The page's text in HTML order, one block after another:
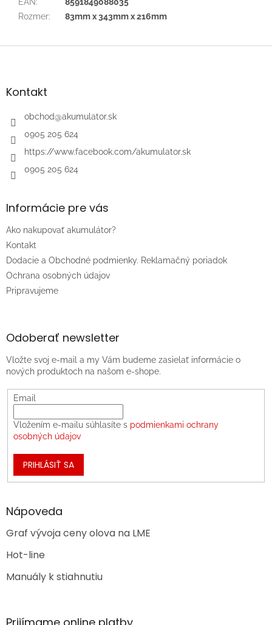
Rozmer: 83mm x 343mm x 216mm
Z
äKontakt
obchod@akumulator.sk
0905 205 624
https://www.facebook.com/akumulator.sk
0905 205 624
Informácie pre vás
Ako nakupovať akumulátor?
Kontakt
Dodacie a Obchodné podmienky. Reklamačný poriadok
Ochrana osobných údajov
Pripravujeme
Odoberať newsletter
Vložte svoj e-mail a my Vám budeme zasielať informácie o
nových produktoch na našom e-shope.
Email
Vložením e-mailu súhlasíte s podmienkami ochrany
osobných údajov
PRIHLÁSIŤ SA
Nápoveda
Graf vývoja ceny olova na LME
Hot-line
Manuály k stiahnutiu